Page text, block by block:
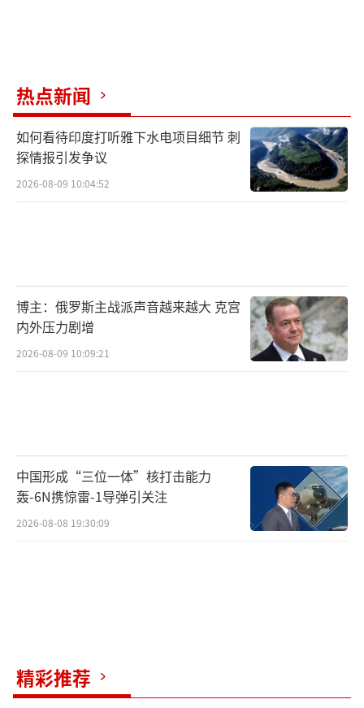
热点新闻
如何看待印度打听雅下水电项目细节 刺
探情报引发争议
2026-08-09 10:04:52
博主：俄罗斯主战派声音越来越大 克宫
内外压力剧增
2026-08-09 10:09:21
中国形成“三位一体”核打击能力
轰-6N携惊雷-1导弹引关注
2026-08-08 19:30:09
精彩推荐